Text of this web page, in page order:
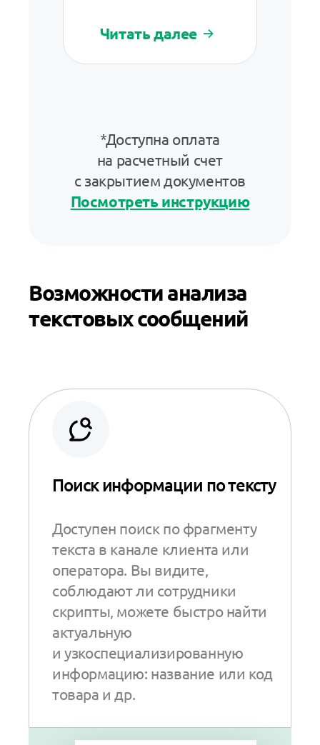
Читать далее
*Доступна оплата
на расчетный счет
с закрытием документов
Посмотреть инструкцию
Возможности анализа
текстовых сообщений
Поиск информации по тексту
Доступен поиск по фрагменту
текста в канале клиента или
оператора. Вы видите,
соблюдают ли сотрудники
скрипты, можете быстро найти
актуальную
и узкоспециализированную
информацию: название или код
товара и др.